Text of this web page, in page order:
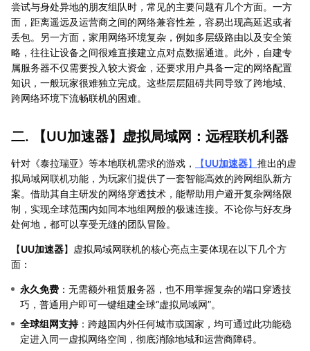
尝试与身处异地的朋友组队时，常见的主要问题有几个方面。一方
面，距离遥远及运营商之间的网络兼容性差，容易出现高延迟或者
丢包。另一方面，家用网络环境复杂，例如多层级路由以及安全策
略，往往让设备之间很难直接建立点对点数据通道。此外，自建专
属服务器不仅需要投入较大资金，还要求用户具备一定的网络配置
知识，一般玩家很难独立完成。这些层层阻碍共同导致了跨地域、
跨网络环境下流畅联机的困难。
二. 【UU加速器】虚拟局域网：远程联机利器
针对《泰拉瑞亚》等本地联机需求的游戏， 【UU加速器】 推出的虚
拟局域网联机功能，为玩家们提供了一套智能高效的跨网组队新方
案。借助其自主研发的网络穿透技术，能帮助用户避开复杂网络限
制，实现全球范围内如同本地组网般的极速连接。不论你与好友身
处何地，都可以享受无缝的团队冒险。
【UU加速器】虚拟局域网联机的核心亮点主要体现在以下几个方
面：
永久免费 ：无需额外租赁服务器，也不用掌握复杂的端口穿透技
巧，普通用户即可一键组建全球“虚拟局域网”。
全球组网支持：跨越国内外任何城市或国家，均可通过此功能稳
定进入同一虚拟网络空间，彻底消除地域和运营商障碍。